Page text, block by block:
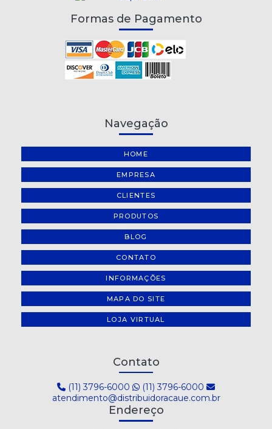
Formas de Pagamento
Navegação
HOME
EMPRESA
CLIENTES
PRODUTOS
BLOG
CONTATO
INFORMAÇÕES
MAPA DO SITE
LOJA VIRTUAL
Contato
(11) 3796-6000
(11) 3796-6000
atendimento@distribuidoracaue.com.br
Endereço